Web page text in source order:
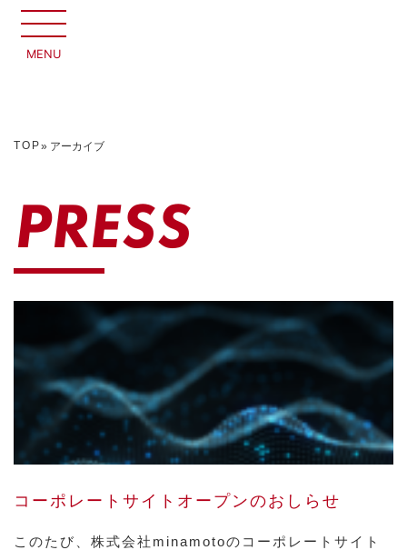
MENU
TOP» アーカイブ
PRESS
コーポレートサイトオープンのおしらせ
このたび、株式会社minamotoのコーポレートサイト